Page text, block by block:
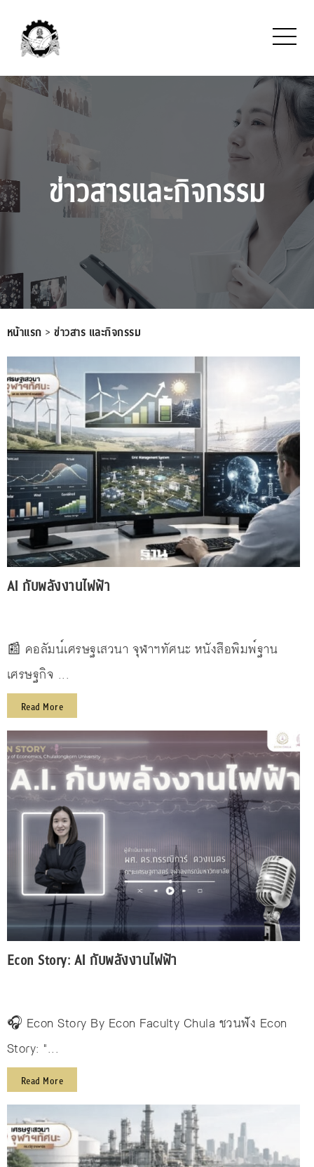
ข่าวสารและกิจกรรม
หน้าแรก >ข่าวสาร และกิจกรรม
AI กับพลังงานไฟฟ้า
📰 คอลัมน์เศรษฐเสวนา จุฬาฯทัศนะ หนังสือพิมพ์ฐาน
เศรษฐกิจ ...
Read More
Econ Story: AI กับพลังงานไฟฟ้า
🎧 Econ Story By Econ Faculty Chula ชวนฟัง Econ
Story: "...
Read More